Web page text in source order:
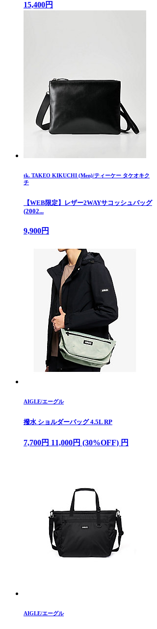
15,400円
tk. TAKEO KIKUCHI (Men)/ティーケー タケオキク
チ
【WEB限定】レザー2WAYサコッシュバッグ
(2002...
9,900円
AIGLE/エーグル
撥水 ショルダーバッグ 4.5L RP
7,700円 11,000円 (30%OFF) 円
AIGLE/エーグル